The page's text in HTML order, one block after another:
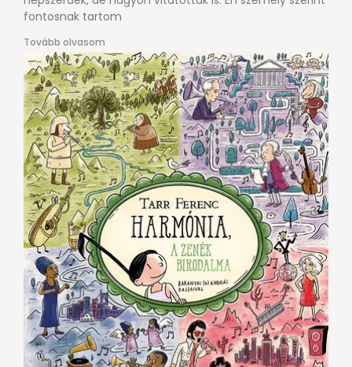
fontosnak tartom
Tovább olvasom